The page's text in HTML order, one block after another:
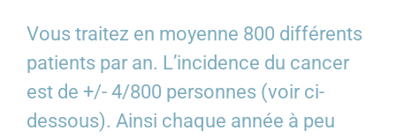
Vous traitez en moyenne 800 différents
patients par an. L’incidence du cancer
est de +/- 4/800 personnes (voir ci-
dessous). Ainsi chaque année à peu